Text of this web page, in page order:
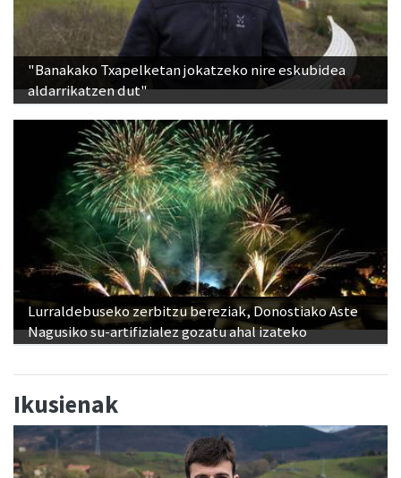
"Banakako Txapelketan jokatzeko nire eskubidea
aldarrikatzen dut"
Lurraldebuseko zerbitzu bereziak, Donostiako Aste
Nagusiko su-artifizialez gozatu ahal izateko
Ikusienak